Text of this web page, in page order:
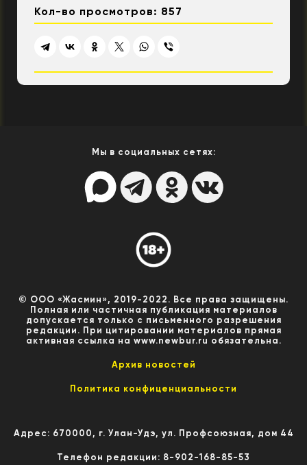
Кол-во просмотров: 857
Мы в социальных сетях:
© ООО «Жасмин», 2019-2022. Все права защищены.
Полная или частичная публикация материалов
допускается только с письменного разрешения
редакции. При цитировании материалов прямая
активная ссылка на www.newbur.ru обязательна.
Архив новостей
Политика конфиценциальности
Адрес: 670000, г. Улан-Удэ, ул. Профсоюзная, дом 44
Телефон редакции: 8-902-168-85-53